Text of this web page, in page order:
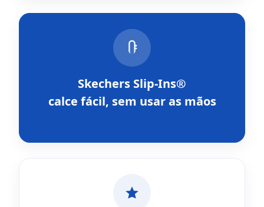
Skechers Slip-Ins®
calce fácil, sem usar as mãos